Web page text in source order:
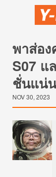
พาส่อ
S07 แ
ชั่นแน่น
NOV 30, 2023